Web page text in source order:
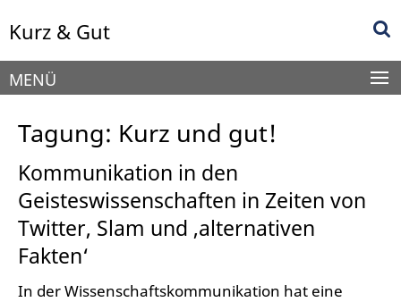
direkt
Inhalt
Kurz & Gut
Service-
Navigation
MENÜ
Tagung: Kurz und gut!
Kommunikation in den
Geisteswissenschaften in Zeiten von
Twitter, Slam und ‚alternativen
Fakten‘
In der Wissenschaftskommunikation hat eine